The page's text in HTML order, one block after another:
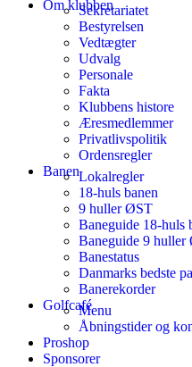
Om klubbenSekretariatet
Bestyrelsen
Vedtægter
Udvalg
Personale
Fakta
Klubbens histore
Æresmedlemmer
Privatlivspolitik
Ordensregler
BanenLokalregler
18-huls banen
9 huller ØST
Baneguide 18-huls
Baneguide 9 huller
Banestatus
Danmarks bedste
Banerekorder
GolfcaféMenu
Åbningstider og
Proshop
Sponsorer